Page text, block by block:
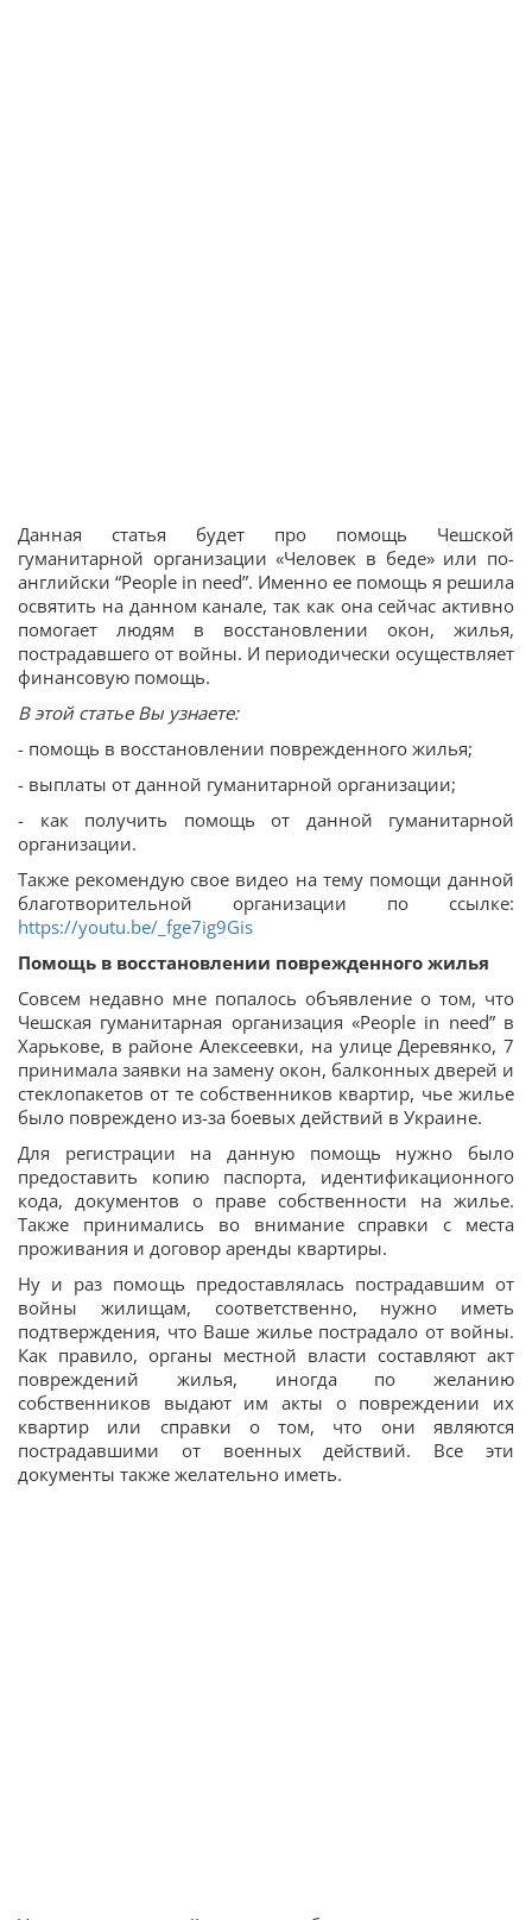
Данная статья будет про помощь Чешской
гуманитарной организации «Человек в беде» или по-
английски “People in need”. Именно ее помощь я решила
освятить на данном канале, так как она сейчас активно
помогает людям в восстановлении окон, жилья,
пострадавшего от войны. И периодически осуществляет
финансовую помощь.
В этой статье Вы узнаете:
- помощь в восстановлении поврежденного жилья;
- выплаты от данной гуманитарной организации;
- как получить помощь от данной гуманитарной
организации.
Также рекомендую свое видео на тему помощи данной
благотворительной организации по ссылке:
https://youtu.be/_fge7ig9Gis
Помощь в восстановлении поврежденного жилья
Совсем недавно мне попалось объявление о том, что
Чешская гуманитарная организация «People in need” в
Харькове, в районе Алексеевки, на улице Деревянко, 7
принимала заявки на замену окон, балконных дверей и
стеклопакетов от те собственников квартир, чье жилье
было повреждено из-за боевых действий в Украине.
Для регистрации на данную помощь нужно было
предоставить копию паспорта, идентификационного
кода, документов о праве собственности на жилье.
Также принимались во внимание справки с места
проживания и договор аренды квартиры.
Ну и раз помощь предоставлялась пострадавшим от
войны жилищам, соответственно, нужно иметь
подтверждения, что Ваше жилье пострадало от войны.
Как правило, органы местной власти составляют акт
повреждений жилья, иногда по желанию
собственников выдают им акты о повреждении их
квартир или справки о том, что они являются
пострадавшими от военных действий. Все эти
документы также желательно иметь.